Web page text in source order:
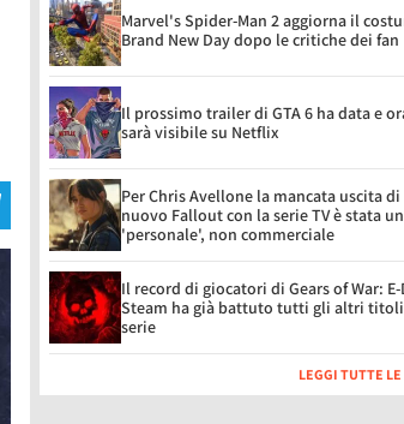
Marvel's Spider-Man 2 aggiorna il
Brand New Day dopo le critiche dei fan
Il prossimo trailer di GTA 6 ha data e
sarà visibile su Netflix
Per Chris Avellone la mancata uscita di
nuovo Fallout con la serie TV è stata
'personale', non commerciale
Il record di giocatori di Gears of War: E-
Steam ha già battuto tutti gli altri
serie
LEGGI TUTTE